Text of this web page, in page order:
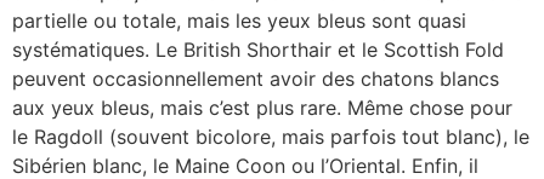
partielle ou totale, mais les yeux bleus sont quasi
systématiques. Le British Shorthair et le Scottish Fold
peuvent occasionnellement avoir des chatons blancs
aux yeux bleus, mais c’est plus rare. Même chose pour
le Ragdoll (souvent bicolore, mais parfois tout blanc), le
Sibérien blanc, le Maine Coon ou l’Oriental. Enfin, il